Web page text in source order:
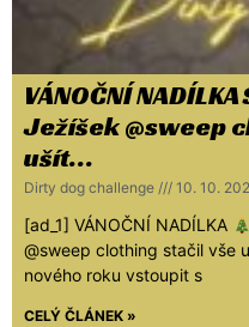
VÁNOČNÍ
Ježíšek @sweep
ušít…
Dirty dog challenge 10. 10.
[ad_1] VÁNOČNÍ NADÍLKA
@sweep clothing stačil vše
nového roku vstoupit s
CELÝ ČLÁNEK »